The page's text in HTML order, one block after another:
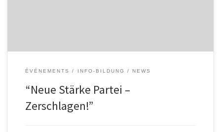
ÉVÉNEMENTS INFO-BILDUNG NEWS
“Neue Stärke Partei –
Zerschlagen!”